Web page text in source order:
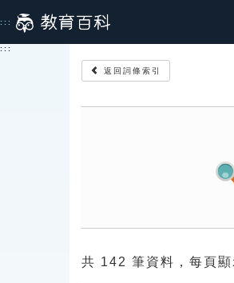
到
主
:::
:::
返回詞條索引
共 142 筆資料，每頁